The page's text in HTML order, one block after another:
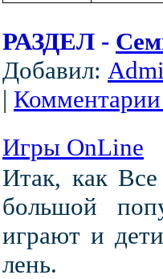
РАЗДЕЛ -
Добавил:
|
Игры OnLine
Итак, как
большой
играют и
лень.